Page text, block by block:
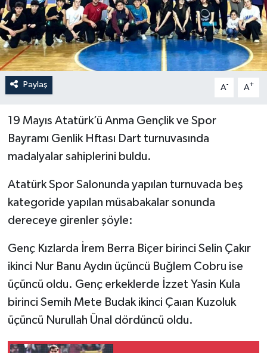
Paylaş A- A+
19 Mayıs Atatürk’ü Anma Gençlik ve Spor
Bayramı Genlik Hftası Dart turnuvasında
madalyalar sahiplerini buldu.
Atatürk Spor Salonunda yapılan turnuvada beş
kategoride yapılan müsabakalar sonunda
dereceye girenler şöyle:
Genç Kızlarda İrem Berra Biçer birinci Selin Çakır
ikinci Nur Banu Aydın üçüncü Buğlem Cobru ise
üçüncü oldu. Genç erkeklerde İzzet Yasin Kula
birinci Semih Mete Budak ikinci Çaıan Kuzoluk
üçüncü Nurullah Ünal dördüncü oldu.
OTOPARK
TEKNOLOJİ